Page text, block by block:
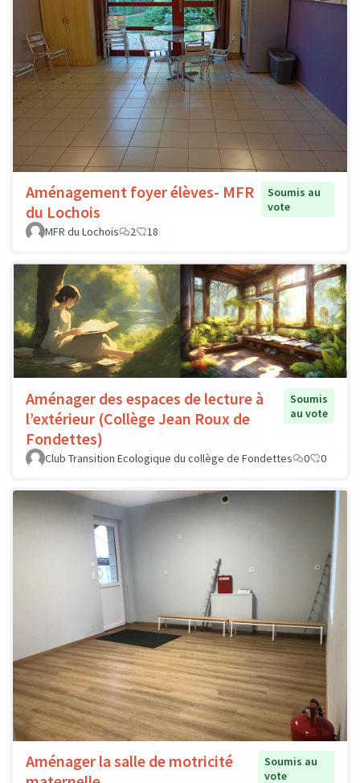
Aménagement foyer élèves- MFR
du Lochois
Soumis au
vote
MFR du Lochois
2 18
Aménager des espaces de lecture à
l’extérieur (Collège Jean Roux de
Fondettes)
Soumis
au vote
Club Transition Ecologique du collège de Fondettes 0 0
Aménager la salle de motricité
Soumis au
vote